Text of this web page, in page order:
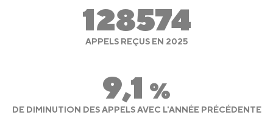
128574
APPELS REÇUS EN 2025
9,1 %
DE DIMINUTION DES APPELS AVEC L'ANNÉE PRÉCÉDENTE